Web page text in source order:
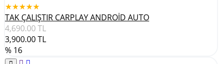
★★★★★
TAK ÇALIŞTIR CARPLAY ANDROİD AUTO
4,690.00TL
3,900.00TL
% 16